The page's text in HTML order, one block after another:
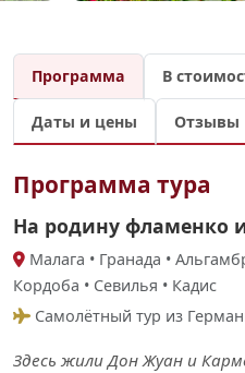
Программа В
Даты и цены Отзывы
Программа тура
На родину фламенко
Малага • Гранада •
Кордоба • Севилья • Кадис
Самолётный тур из
Здесь жили Дон Жуан и